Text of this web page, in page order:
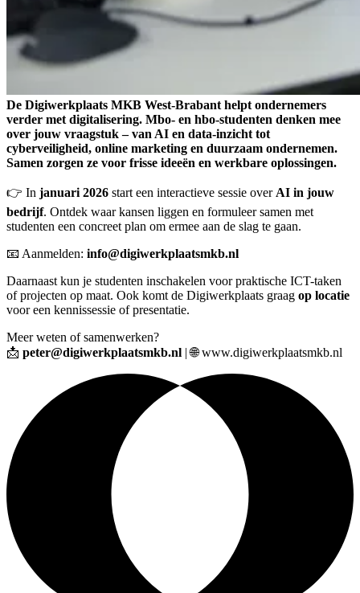
De Digiwerkplaats MKB West-Brabant helpt ondernemers
verder met digitalisering. Mbo- en hbo-studenten denken mee
over jouw vraagstuk – van AI en data-inzicht tot
cyberveiligheid, online marketing en duurzaam ondernemen.
Samen zorgen ze voor frisse ideeën en werkbare oplossingen.
👉 In januari 2026 start een interactieve sessie over AI in jouw
bedrijf. Ontdek waar kansen liggen en formuleer samen met
studenten een concreet plan om ermee aan de slag te gaan.
📧 Aanmelden: info@digiwerkplaatsmkb.nl
Daarnaast kun je studenten inschakelen voor praktische ICT-taken
of projecten op maat. Ook komt de Digiwerkplaats graag op locatie
voor een kennissessie of presentatie.
Meer weten of samenwerken?
📩 peter@digiwerkplaatsmkb.nl | 🌐www.digiwerkplaatsmkb.nl